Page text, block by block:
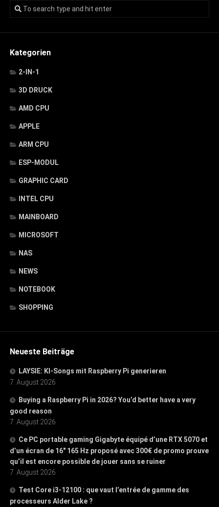
Kategorien
2-IN-1
3D DRUCK
AMD CPU
APPLE
ARM CPU
ESP-MODUL
GRAPHIC CARD
INTEL CPU
MAINBOARD
MICROSOFT
NAS
NEWS
NOTEBOOK
SHOPPING
Neueste Beiträge
LAYSIE: KI-Songs mit Raspberry Pi generieren
7. August 2026
Buying a Raspberry Pi in 2026? You’d better have a very
good reason
7. August 2026
Ce PC portable gaming Gigabyte équipé d’une RTX 5070 et
d’un écran de 16″ 165 Hz proposé avec 300€ de promo prouve
qu’il est encore possible de jouer sans se ruiner
7. August 2026
Test Core i3-12100 : que vaut l’entrée de gamme des
processeurs Alder Lake ?